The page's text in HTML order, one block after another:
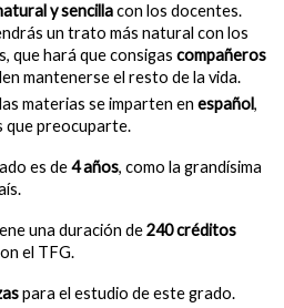
y sencillacon los docentes.
un trato más natural con los
que hará que consigas compañeros
mantenerse el resto de la vida.
materias se imparten en español,
que preocuparte.
es de4 años, como la grandísima
una duración de240 créditos
el TFG.
para el estudio de este grado.